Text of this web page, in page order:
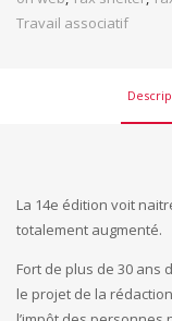
Travail associatif
La 14e édition voit
totalement augmenté.
Fort de plus de 30 ans
le projet de la